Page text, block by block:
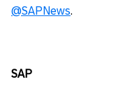
@SAPNews.
SAP